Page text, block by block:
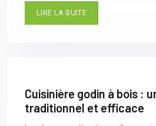
LIRE LA SUITE
Cuisinière godin à bois :
traditionnel et efficace